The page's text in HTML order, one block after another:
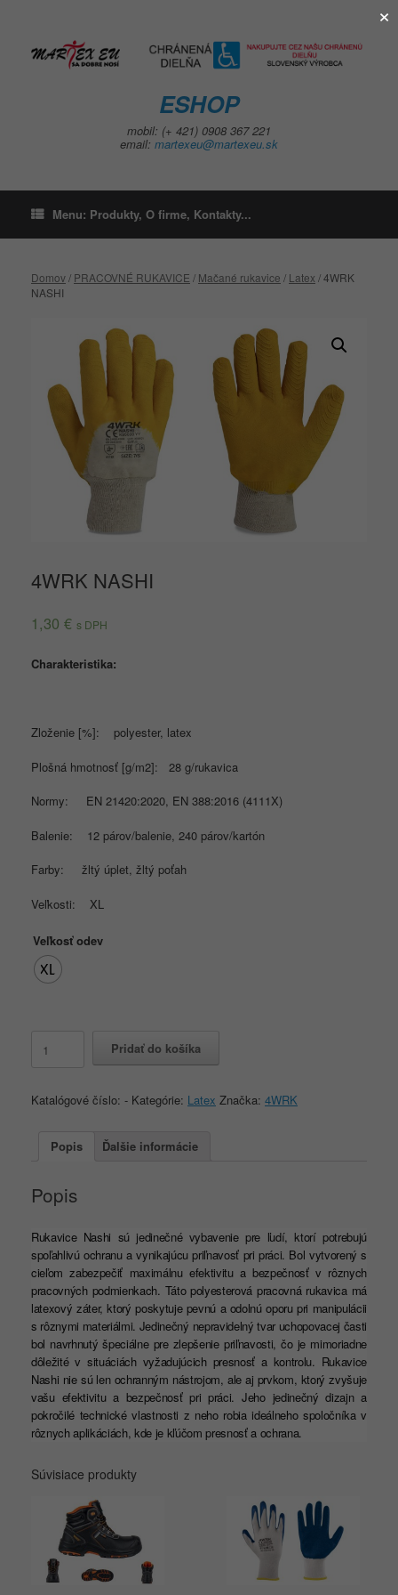
ESHOP
mobil: (+ 421) 0908 367 221
email: martexeu@martexeu.sk
Menu: Produkty, O firme, Kontakty...
Domov/ PRACOVNÉ RUKAVICE / Mačané rukavice / Latex / 4WRK
NASHI
4WRK NASHI
1,30 € s DPH
Charakteristika:
Zloženie [%]: polyester, latex
Plošná hmotnosť [g/m2]: 28 g/rukavica
Normy: EN 21420:2020, EN 388:2016 (4111X)
Balenie: 12 párov/balenie, 240 párov/kartón
Farby: žltý úplet, žltý poťah
Veľkosti: XL
Veľkosť odev
XL
4WRK
Pridať do košíka
Katalógové číslo: - Kategórie: Latex Značka: 4WRK
Popis Ďalšie informácie
Popis
Rukavice Nashi sú jedinečné vybavenie pre ľudí, ktorí potrebujú
spoľahlivú ochranu a vynikajúcu priľnavosť pri práci. Bol vytvorený s
cieľom zabezpečiť maximálnu efektivitu a bezpečnosť v rôznych
pracovných podmienkach. Táto polyesterová pracovná rukavica má
latexový záter, ktorý poskytuje pevnú a odolnú oporu pri manipulácii
s rôznymi materiálmi. Jedinečný nepravidelný tvar uchopovacej časti
bol navrhnutý špeciálne pre zlepšenie priľnavosti, čo je mimoriadne
dôležité v situáciách vyžadujúcich presnosť a kontrolu. Rukavice
Nashi nie sú len ochranným nástrojom, ale aj prvkom, ktorý zvyšuje
vašu efektivitu a bezpečnosť pri práci. Jeho jedinečný dizajn a
pokročilé technické vlastnosti z neho robia ideálneho spoločníka v
rôznych aplikáciách, kde je kľúčom presnosť a ochrana.
Súvisiace produkty
×